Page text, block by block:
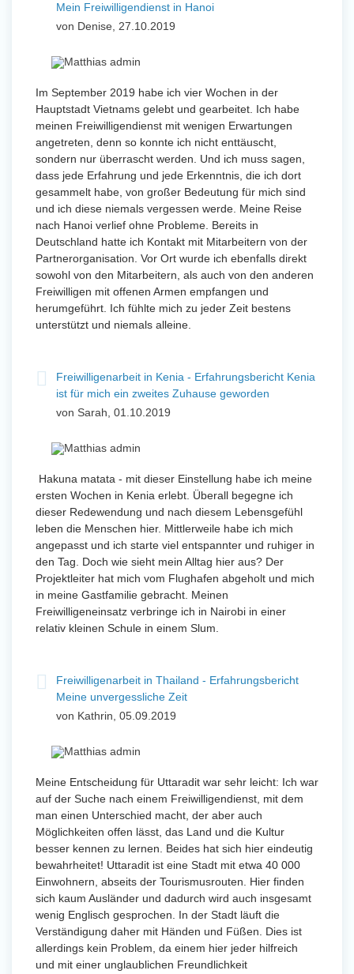
Mein Freiwilligendienst in Hanoi
von Denise, 27.10.2019
Im September 2019 habe ich vier Wochen in der
Hauptstadt Vietnams gelebt und gearbeitet. Ich habe
meinen Freiwilligendienst mit wenigen Erwartungen
angetreten, denn so konnte ich nicht enttäuscht,
sondern nur überrascht werden. Und ich muss sagen,
dass jede Erfahrung und jede Erkenntnis, die ich dort
gesammelt habe, von großer Bedeutung für mich sind
und ich diese niemals vergessen werde. Meine Reise
nach Hanoi verlief ohne Probleme. Bereits in
Deutschland hatte ich Kontakt mit Mitarbeitern von der
Partnerorganisation. Vor Ort wurde ich ebenfalls direkt
sowohl von den Mitarbeitern, als auch von den anderen
Freiwilligen mit offenen Armen empfangen und
herumgeführt. Ich fühlte mich zu jeder Zeit bestens
unterstützt und niemals alleine.
Freiwilligenarbeit in Kenia - Erfahrungsbericht Kenia
ist für mich ein zweites Zuhause geworden
von Sarah, 01.10.2019
Hakuna matata - mit dieser Einstellung habe ich meine
ersten Wochen in Kenia erlebt. Überall begegne ich
dieser Redewendung und nach diesem Lebensgefühl
leben die Menschen hier. Mittlerweile habe ich mich
angepasst und ich starte viel entspannter und ruhiger in
den Tag. Doch wie sieht mein Alltag hier aus? Der
Projektleiter hat mich vom Flughafen abgeholt und mich
in meine Gastfamilie gebracht. Meinen
Freiwilligeneinsatz verbringe ich in Nairobi in einer
relativ kleinen Schule in einem Slum.
Freiwilligenarbeit in Thailand - Erfahrungsbericht
Meine unvergessliche Zeit
von Kathrin, 05.09.2019
Meine Entscheidung für Uttaradit war sehr leicht: Ich war
auf der Suche nach einem Freiwilligendienst, mit dem
man einen Unterschied macht, der aber auch
Möglichkeiten offen lässt, das Land und die Kultur
besser kennen zu lernen. Beides hat sich hier eindeutig
bewahrheitet! Uttaradit ist eine Stadt mit etwa 40 000
Einwohnern, abseits der Tourismusrouten. Hier finden
sich kaum Ausländer und dadurch wird auch insgesamt
wenig Englisch gesprochen. In der Stadt läuft die
Verständigung daher mit Händen und Füßen. Dies ist
allerdings kein Problem, da einem hier jeder hilfreich
und mit einer unglaublichen Freundlichkeit